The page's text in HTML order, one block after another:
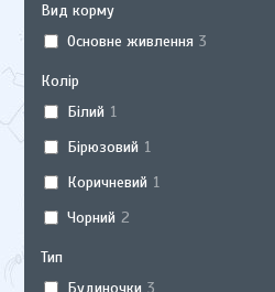
Вид корму
Основне живлення 3
Колір
Білий 1
Бірюзовий 1
Коричневий 1
Чорний 2
Тип
Будиночки 3